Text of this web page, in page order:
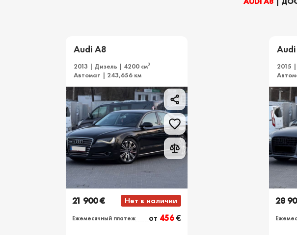
Audi A8
2013 | Дизель | 4200 см3
Автомат | 243,656 км
21 900 € Нет в наличии
Ежемесячный платеж от 456€
2015
28